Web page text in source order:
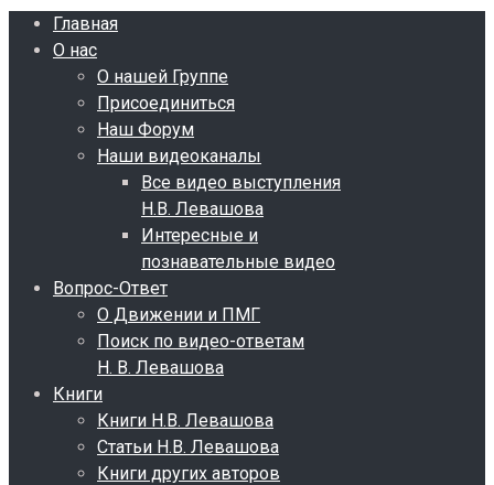
Главная
О нас
О нашей Группе
Присоединиться
Наш Форум
Наши видеоканалы
Все видео выступления
Н.В. Левашова
Интересные и
познавательные видео
Вопрос-Ответ
О Движении и ПМГ
Поиск по видео-ответам
Н. В. Левашова
Книги
Книги Н.В. Левашова
Статьи Н.В. Левашова
Книги других авторов